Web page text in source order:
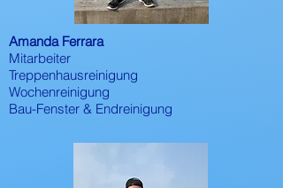
Amanda Ferrara
Mitarbeiter
Treppenhausreinigung
Wochenreinigung
Bau-Fenster & Endreinigung